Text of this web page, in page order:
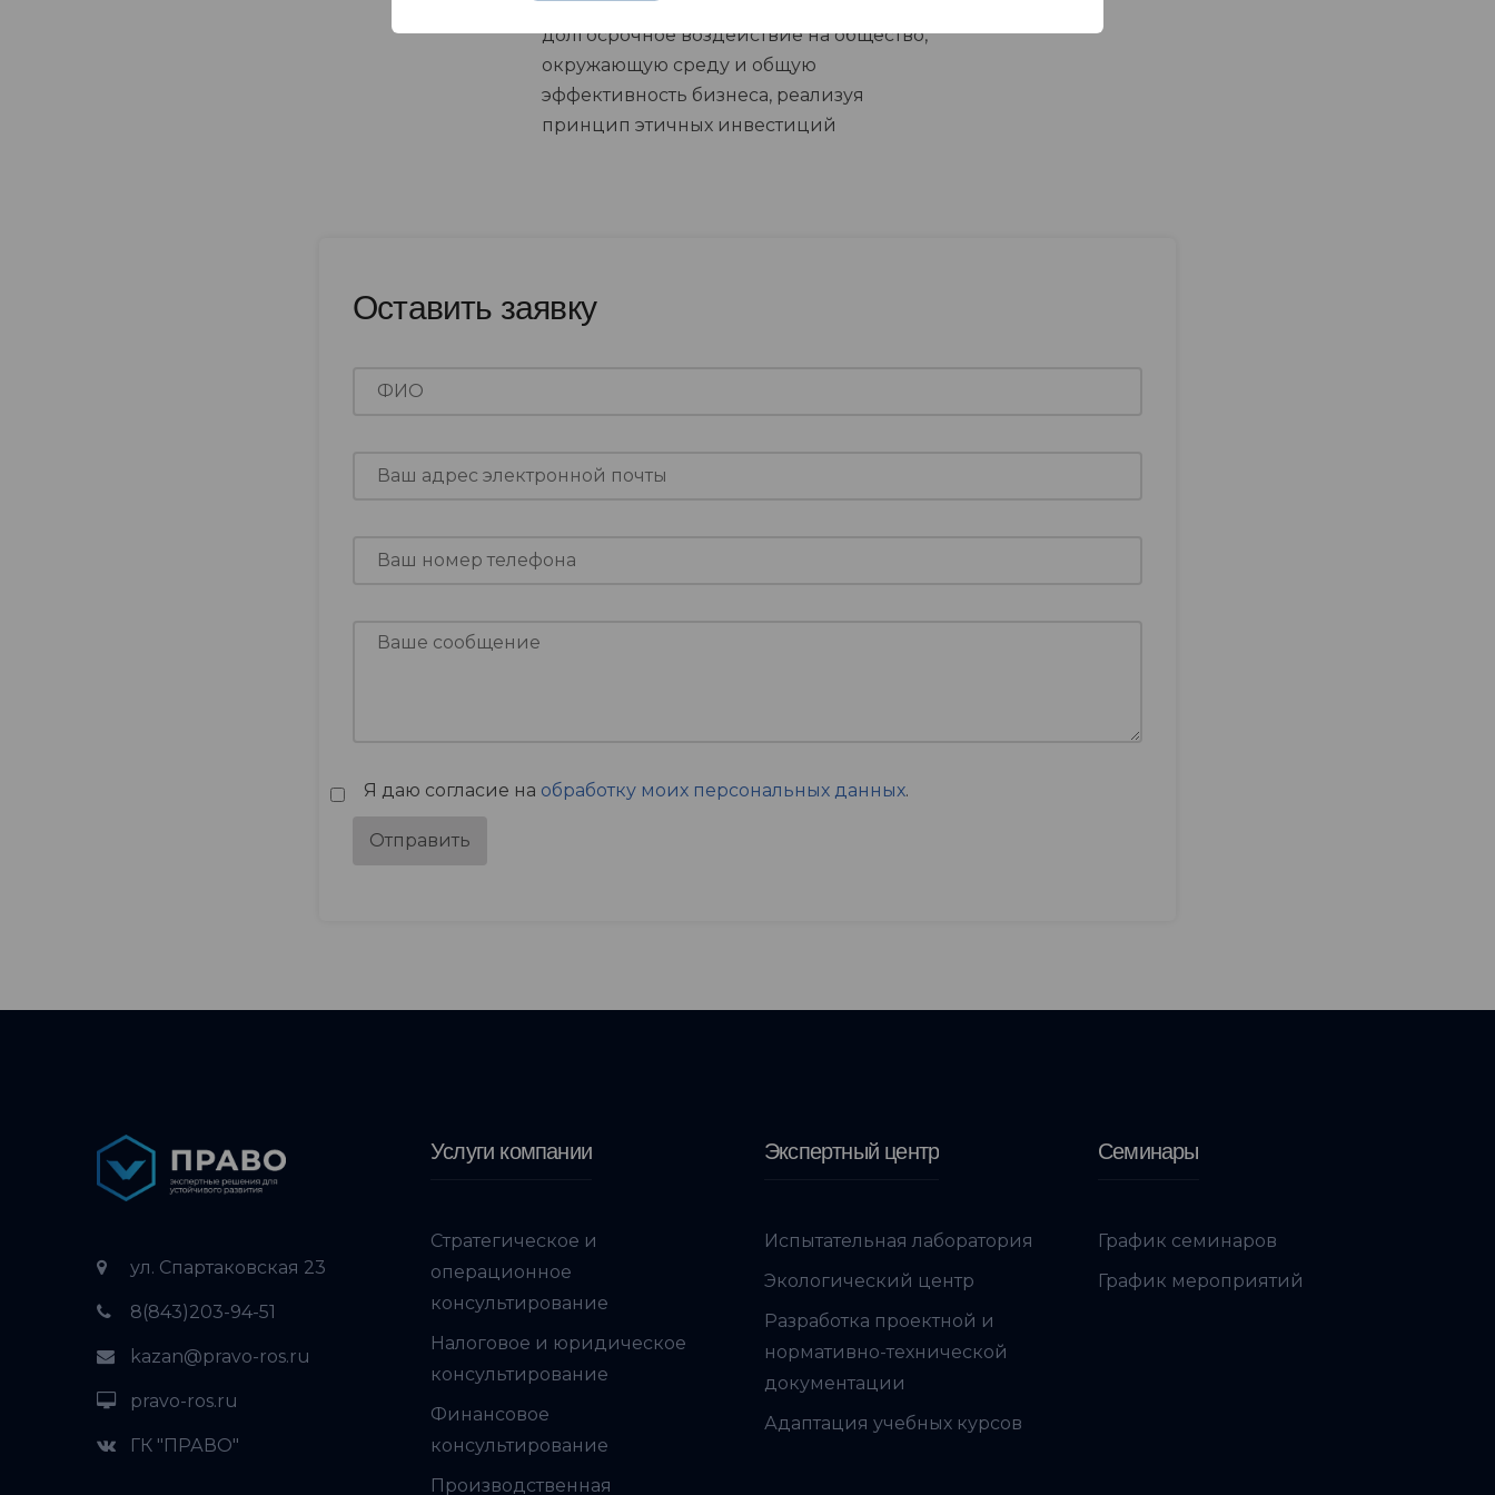
направленная на положительное и
долгосрочное воздействие на общество,
окружающую среду и общую
эффективность бизнеса, реализуя
принцип этичных инвестиций
Оставить заявку
Я даю согласие на обработку моих персональных данных.
ул. Спартаковская 23
8(843)203-94-51
kazan@pravo-ros.ru
pravo-ros.ru
ГК "ПРАВО"
Услуги компании
Стратегическое и
операционное
консультирование
Налоговое и юридическое
консультирование
Финансовое
консультирование
Производственная
Экспертный центр
Испытательная лаборатория
Экологический центр
Разработка проектной и
нормативно-технической
документации
Адаптация учебных курсов
Семинары
График семинаров
График мероприятий